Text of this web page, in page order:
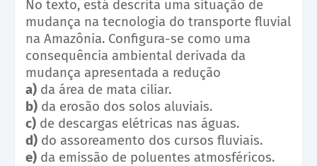
No texto, está descrita uma situação de
mudança na tecnologia do transporte fluvial
na Amazônia. Configura-se como uma
consequência ambiental derivada da
mudança apresentada a redução
a) da área de mata ciliar.
b) da erosão dos solos aluviais.
c) de descargas elétricas nas águas.
d) do assoreamento dos cursos fluviais.
e) da emissão de poluentes atmosféricos.